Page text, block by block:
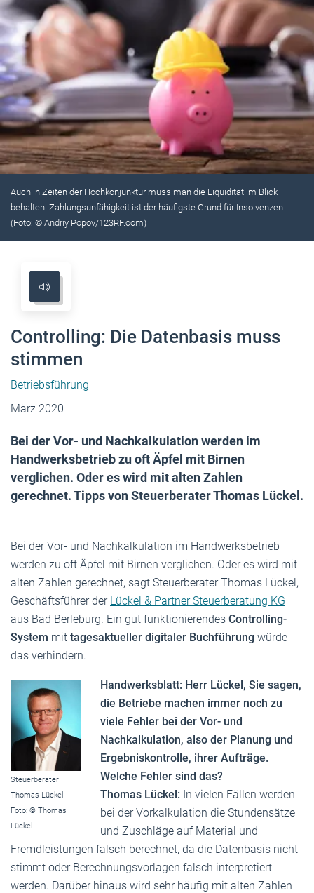
Auch in Zeiten der Hochkonjunktur muss man die Liquidität im Blick
behalten: Zahlungsunfähigkeit ist der häufigste Grund für Insolvenzen.
(Foto: © Andriy Popov/123RF.com)
Controlling: Die Datenbasis muss
stimmen
Betriebsführung
März 2020
Bei der Vor- und Nachkalkulation werden im
Handwerksbetrieb zu oft Äpfel mit Birnen
verglichen. Oder es wird mit alten Zahlen
gerechnet. Tipps von Steuerberater Thomas Lückel.
Bei der Vor- und Nachkalkulation im Handwerksbetrieb
werden zu oft Äpfel mit Birnen verglichen. Oder es wird mit
alten Zahlen gerechnet, sagt Steuerberater Thomas Lückel,
Geschäftsführer der Lückel & Partner Steuerberatung KG
aus Bad Berleburg. Ein gut funktionierendes Controlling-
System mit tagesaktueller digitaler Buchführung würde
das verhindern.
Steuerberater
Thomas Lückel
Foto: © Thomas
Lückel
Handwerksblatt: Herr Lückel, Sie sagen,
die Betriebe machen immer noch zu
viele Fehler bei der Vor- und
Nachkalkulation, also der Planung und
Ergebniskontrolle, ihrer Aufträge.
Welche Fehler sind das?
Thomas Lückel: In vielen Fällen werden
bei der Vorkalkulation die Stundensätze
und Zuschläge auf Material und
Fremdleistungen falsch berechnet, da die Datenbasis nicht
stimmt oder Berechnungsvorlagen falsch interpretiert
werden. Darüber hinaus wird sehr häufig mit alten Zahlen